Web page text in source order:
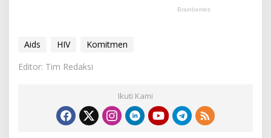
Aids HIV
Komitmen
Editor: Tim Redaksi
Ikuti Kami